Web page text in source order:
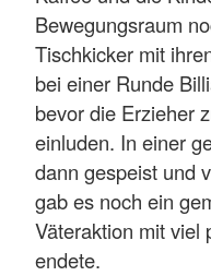
Bewegungsraum
Tischkicker mit
bei einer Runde
bevor die Erzieher
einluden. In einer
dann gespeist und
gab es noch ein
Väteraktion mit viel
endete.